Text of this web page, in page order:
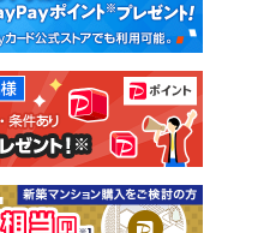
中古一戸建て
土地